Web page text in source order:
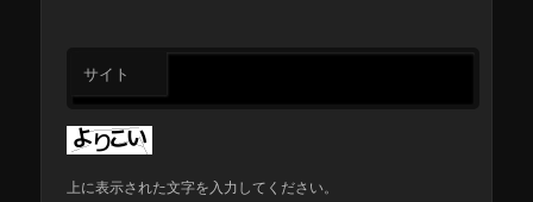
サイト
上に表示された文字を入力してください。